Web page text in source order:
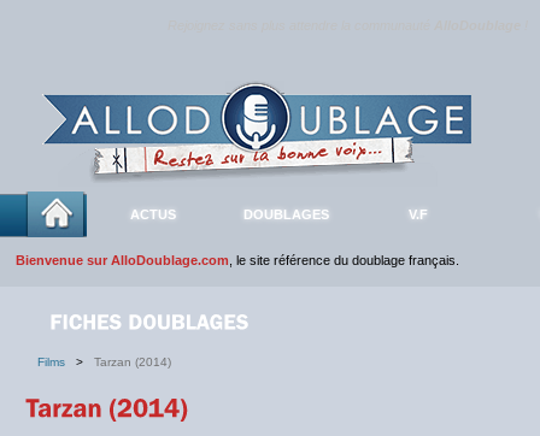
ACTUS DOUBLAGES V.F
Bienvenue sur AlloDoublage.com , le site référence du doublage français.
Films > Tarzan (2014)